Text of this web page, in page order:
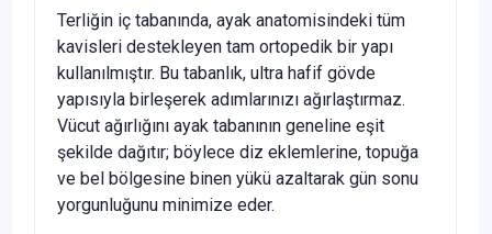
Terliğin iç tabanında, ayak anatomisindeki tüm
kavisleri destekleyen tam ortopedik bir yapı
kullanılmıştır. Bu tabanlık, ultra hafif gövde
yapısıyla birleşerek adımlarınızı ağırlaştırmaz.
Vücut ağırlığını ayak tabanının geneline eşit
şekilde dağıtır; böylece diz eklemlerine, topuğa
ve bel bölgesine binen yükü azaltarak gün sonu
yorgunluğunu minimize eder.